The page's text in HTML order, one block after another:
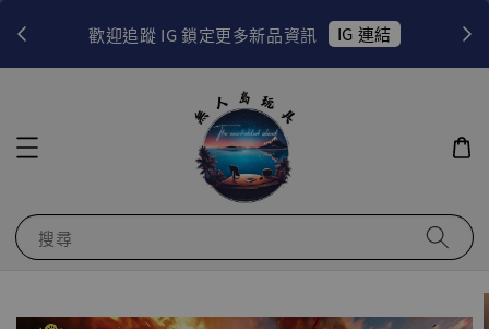
歡迎追蹤 IG 鎖定更多新品資訊 IG 連結
搜尋